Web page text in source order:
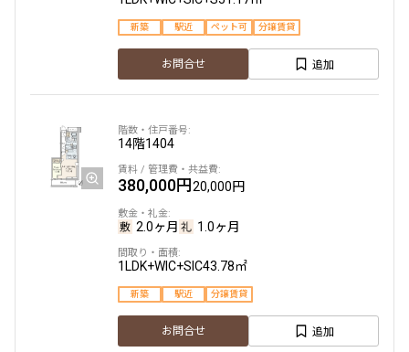
新築 駅近 ペット可 分譲賃貸
お問合せ 追加
14階1404
380,000円20,000円
2.0ヶ月 1.0ヶ月
1LDK+WIC+SIC43.78㎡
新築 駅近 分譲賃貸
お問合せ 追加